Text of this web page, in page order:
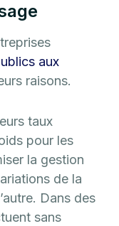
aux
raisons.
taux
pour les
la gestion
de la
Dans des
sans